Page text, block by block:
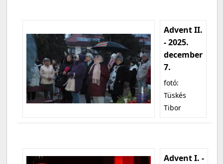
Advent II.
- 2025.
december
7.
fotó:
Tüskés
Tibor
Advent I. -